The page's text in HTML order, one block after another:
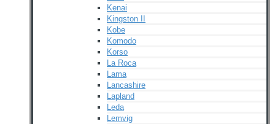
Kenai
Kingston II
Kobe
Komodo
Korso
La Roca
Lama
Lancashire
Lapland
Leda
Lemvig